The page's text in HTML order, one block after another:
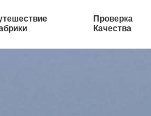
Проверка
Качества